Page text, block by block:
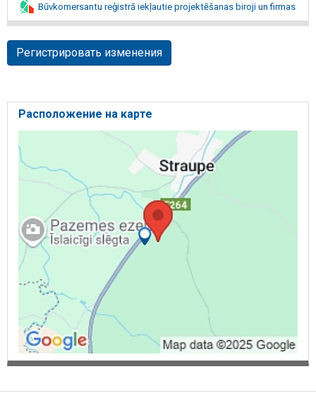
Būvkomersantu reģistrā iekļautie projektēšanas biroji un firmas
Регистрировать изменения
Расположение на карте